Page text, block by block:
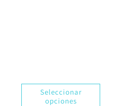
Seleccionar
opciones